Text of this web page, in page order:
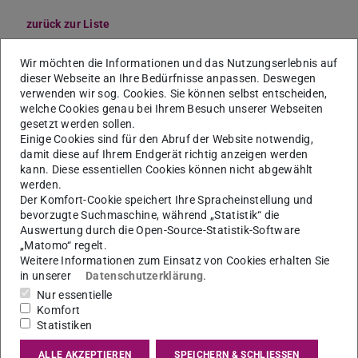
zurück zur Liste
Dipl.-Ing.Heinz-Jürgen
Achterberg
Wir möchten die Informationen und das Nutzungserlebnis auf
dieser Webseite an Ihre Bedürfnisse anpassen. Deswegen
verwenden wir sog. Cookies. Sie können selbst entscheiden,
welche Cookies genau bei Ihrem Besuch unserer Webseiten
gesetzt werden sollen.
Einige Cookies sind für den Abruf der Website notwendig,
damit diese auf Ihrem Endgerät richtig anzeigen werden
kann. Diese essentiellen Cookies können nicht abgewählt
werden.
Der Komfort-Cookie speichert Ihre Spracheinstellung und
bevorzugte Suchmaschine, während „Statistik“ die
Auswertung durch die Open-Source-Statistik-Software
„Matomo“ regelt.
Weitere Informationen zum Einsatz von Cookies erhalten Sie
in unserer
Datenschutzerklärung.
Nur essentielle
Komfort
Statistiken
ALLE AKZEPTIEREN SPEICHERN & SCHLIESSEN